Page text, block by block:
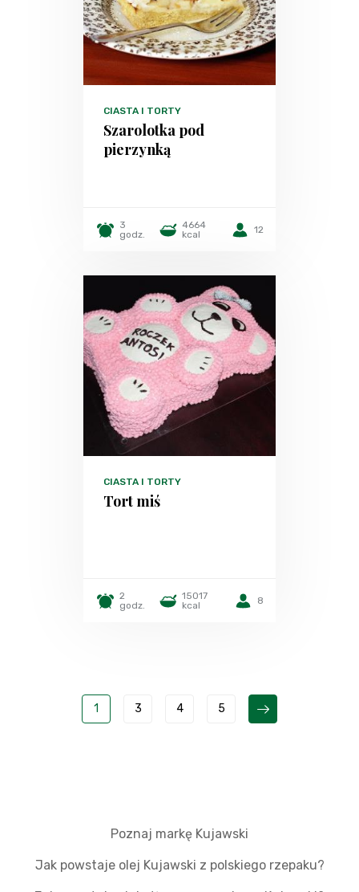
CIASTA I TORTY
Szarolotka pod
pierzynką
3
godz.
4664
kcal
12
CIASTA I TORTY
Tort miś
2
godz.
15017
kcal
8
1 3 4 5
Poznaj markę Kujawski
Jak powstaje olej Kujawski z polskiego rzepaku?